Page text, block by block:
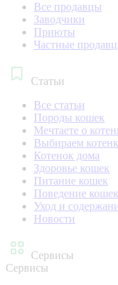
Все продавцы
Заводчики
Приюты
Частные
Статьи
Все статьи
Породы кошек
Мечтаете о
Выбираем
Котенок дома
Здоровье кошек
Питание кошек
Поведение кошек
Уход и
Новости
Сервисы
Сервисы